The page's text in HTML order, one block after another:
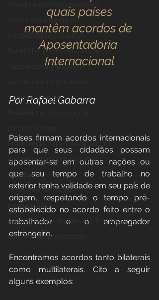
Planejamento Previdenciário
Direito Previdenciário
Benefícios por incapacidade
Aposentadoria Especial
Carreira Jurídica
Previdência para Trabalhadores
Aposentadoria por Invalidez
Novidades
Profissões da Saúde
Institucional
Aposentadoria do Servidor Público
Reforma da previdência
quais países
mantêm acordos de
Aposentadoria
Internacional
Por Rafael Gabarra
Países firmam acordos internacionais
para que seus cidadãos possam
aposentar-se em outras nações ou
que seu tempo de trabalho no
exterior tenha validade em seu país de
origem, respeitando o tempo pré-
estabelecido no acordo feito entre o
trabalhador e o empregador
estrangeiro.
Encontramos acordos tanto bilaterais
como multilaterais. Cito a seguir
alguns exemplos: